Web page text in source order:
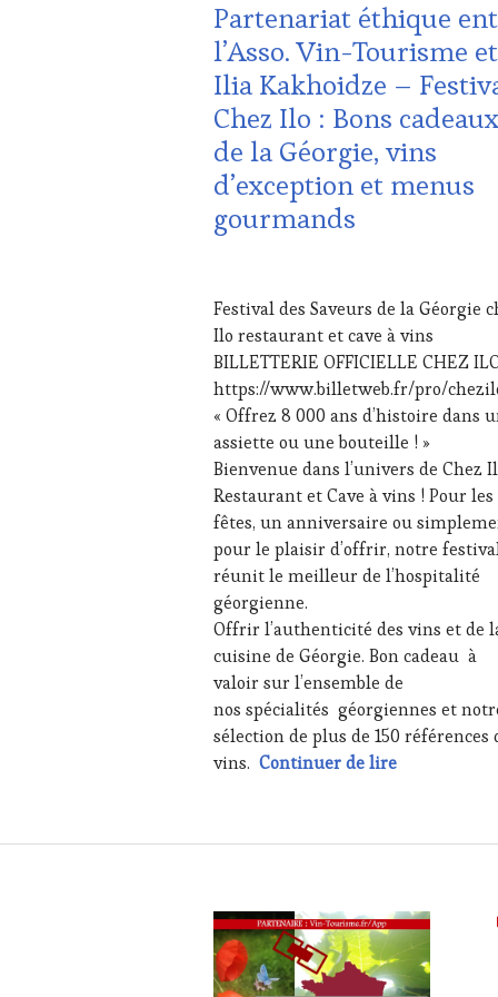
TOURISME,
FAMOUS
HOST,
GUEST ,
INVITATIONS
&
DÉGUSTATIONS,
WINE
TASTING,
MÉDIAS,
TV,
WEB,
OENOTOURISME,
PARTENAIRES
VIN
TOURISME,
PRODUCTEURS
TERROIR,
RESTAURATEUR,
CHEF,
CUISINIER,
ŒNOLOGUE,
SOMMELIER,
SALONS
INTERNATIONAUX,
BY,
TASTING
MOVIE,
VIGNOBLES,
WINE
TOURISM
TOURISM
TOUR,
WINE
TOURISM
Partenariat éthique
l’Asso. Vin-Tourisme et
Ilia Kakhoidze –
Chez Ilo : Bons cadeaux
de la Géorgie, vins
d’exception et menus
gourmands
2025
Festival des Saveurs de la Géorgie
Ilo restaurant et cave à vins
BILLETTERIE OFFICIELLE CHEZ
https://www.billetweb.fr/pro/
« Offrez 8 000 ans d’histoire dans
assiette ou une bouteille ! »
Bienvenue dans l’univers de Chez
Restaurant et Cave à vins ! Pour les
fêtes, un anniversaire ou
pour le plaisir d’offrir, notre
réunit le meilleur de l’hospitalité
géorgienne.
Offrir l’authenticité des vins et de
cuisine de Géorgie. Bon cadeau à
valoir sur l’ensemble de
nos spécialités géorgiennes et
sélection de plus de 150 références
vins. Continuer de lireDernière